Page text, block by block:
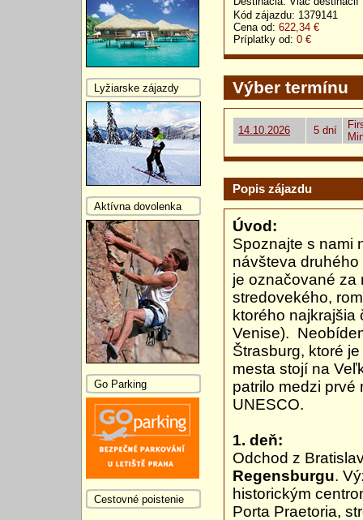
Kód zájazdu: 1379141
Cena od: 622,34 €
Príplatky od: 0 €
Výber termínu
14.10.2026 5 dní
Popis zájazdu
Úvod:
Spoznajte s nami
návšteva
je označované za
stredovekého,
ktorého
Venise).
Štrasburg, ktoré
mesta stojí na
patrilo medzi
UNESCO.
1. deň:
Odchod z
Regensburgu.
historickým
Porta Praetoria,
Lyžiarske zájazdy
Aktívna dovolenka
Go Parking
Cestovné poistenie